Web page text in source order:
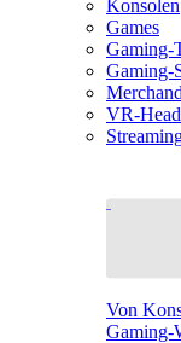
Konsolen
Games
Gaming-
Gaming-
VR-
Von
Gaming-